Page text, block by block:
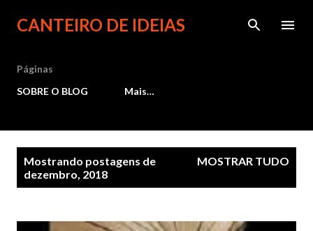
Pular para o conteúdo principal
CANTEIRO DE IDEIAS
Páginas
SOBRE O BLOG
Mais…
Mostrando postagens de
dezembro, 2018
MOSTRAR TUDO